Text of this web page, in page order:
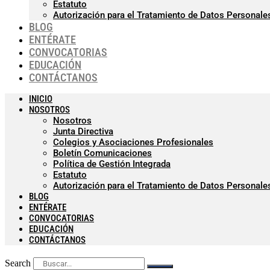
Estatuto
Autorización para el Tratamiento de Datos
BLOG
ENTÉRATE
CONVOCATORIAS
EDUCACIÓN
CONTÁCTANOS
INICIO
NOSOTROS
Nosotros
Junta Directiva
Colegios y Asociaciones Profesionales
Boletín Comunicaciones
Política de Gestión Integrada
Estatuto
Autorización para el Tratamiento de Datos
BLOG
ENTÉRATE
CONVOCATORIAS
EDUCACIÓN
CONTÁCTANOS
Search